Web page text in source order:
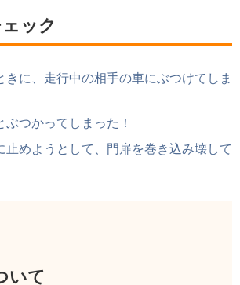
ック
きに、走行中の相手の車にぶつけてしま
つかってしまった！
止めようとして、門扉を巻き込み壊して
いて